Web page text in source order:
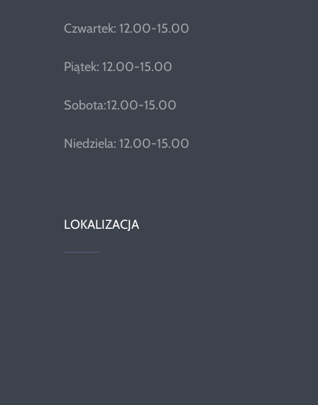
Czwartek: 12.00-15.00
Piątek: 12.00-15.00
Sobota:12.00-15.00
Niedziela: 12.00-15.00
LOKALIZACJA